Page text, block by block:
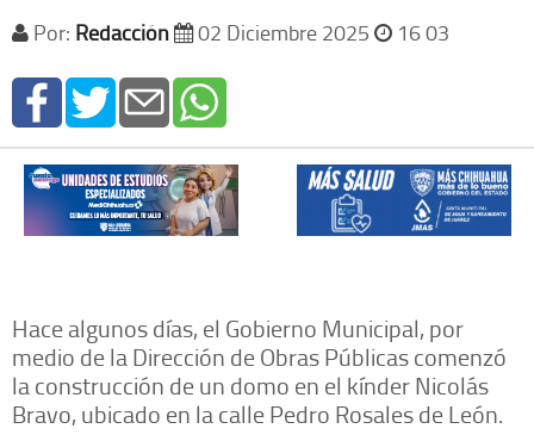
Por: Redacción 02 Diciembre 2025 16 03
Hace algunos días, el Gobierno Municipal, por
medio de la Dirección de Obras Públicas comenzó
la construcción de un domo en el kínder Nicolás
Bravo, ubicado en la calle Pedro Rosales de León.